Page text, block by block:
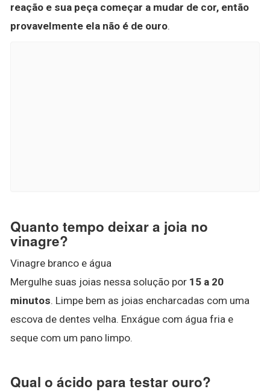
reação e sua peça começar a mudar de cor, então
provavelmente ela não é de ouro.
Quanto tempo deixar a joia no
vinagre?
Vinagre branco e água
Mergulhe suas joias nessa solução por 15 a 20
minutos. Limpe bem as joias encharcadas com uma
escova de dentes velha. Enxágue com água fria e
seque com um pano limpo.
Qual o ácido para testar ouro?